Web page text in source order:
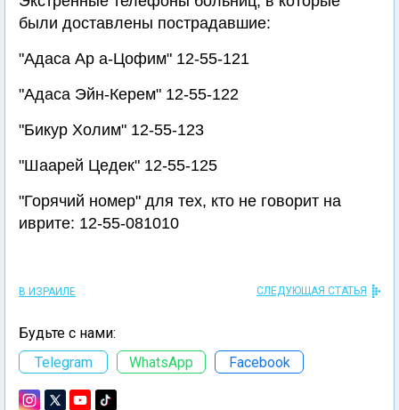
были доставлены пострадавшие:
"Адаса Ар а-Цофим" 12-55-121
"Адаса Эйн-Керем" 12-55-122
"Бикур Холим" 12-55-123
"Шаарей Цедек" 12-55-125
"Горячий номер" для тех, кто не говорит на
иврите: 12-55-081010
В ИЗРАИЛЕ СЛЕДУЮЩАЯ СТАТЬЯ
Будьте с нами:
Telegram
WhatsApp Facebook